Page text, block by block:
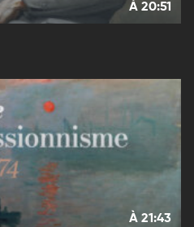
À 20:51
À 21:43